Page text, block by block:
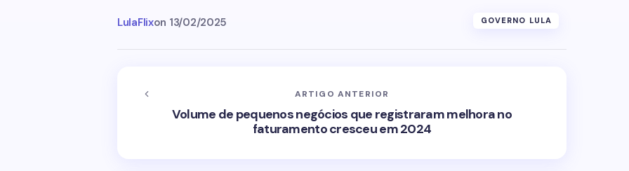
LulaFlixon 13/02/2025 GOVERNO LULA
ARTIGO ANTERIOR
Volume de pequenos negócios que registraram melhora no
faturamento cresceu em 2024